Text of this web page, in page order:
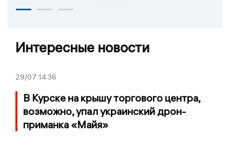
Интересные новости
29/07 14:36
В Курске на крышу торгового центра,
возможно, упал украинский дрон-
приманка «Майя»